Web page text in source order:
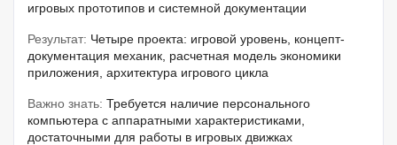
игровых прототипов и системной документации
Результат: Четыре проекта: игровой уровень, концепт-
документация механик, расчетная модель экономики
приложения, архитектура игрового цикла
Важно знать: Требуется наличие персонального
компьютера с аппаратными характеристиками,
достаточными для работы в игровых движках